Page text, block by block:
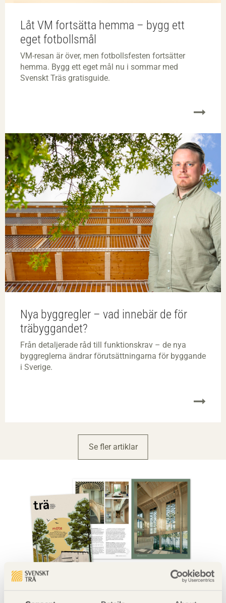
Låt VM fortsätta hemma – bygg ett
eget fotbollsmål
VM-resan är över, men fotbollsfesten fortsätter
hemma. Bygg ett eget mål nu i sommar med
Svenskt Träs gratisguide.
Nya byggregler – vad innebär de för
träbyggandet?
Från detaljerade råd till funktionskrav – de nya
byggreglerna ändrar förutsättningarna för byggande
i Sverige.
Se fler artiklar